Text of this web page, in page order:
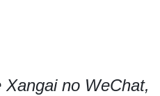
no WeChat,